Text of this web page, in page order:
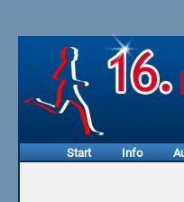
Start Info